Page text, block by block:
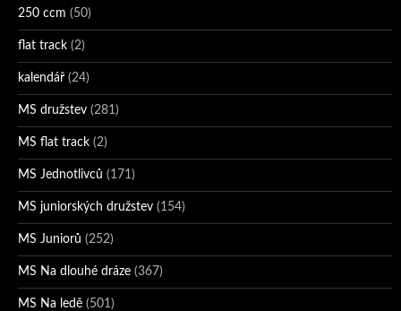
250 ccm (50)
flat track (2)
kalendář (24)
MS družstev (281)
MS flat track (2)
MS Jednotlivců (171)
MS juniorských družstev (154)
MS Juniorů (252)
MS Na dlouhé dráze (367)
MS Na ledě (501)